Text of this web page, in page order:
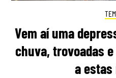
Vem aí uma
chuva, trovoadas
a estas